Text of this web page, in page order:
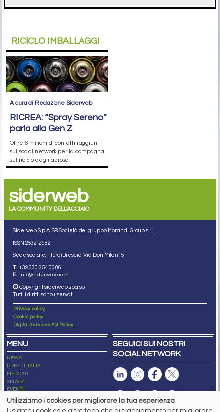
RICICLO IMBALLAGGI
A cura di Redazione Siderweb
RICREA: “Spray Sereno”
parla alla Gen Z
Oltre 6 milioni di contatti raggiunti
sui social network per la campagna
sul riciclo degli aerosol
siderweb
LA COMMUNITY DELL'ACCIAIO
Siderweb S.p.A. SB Società del gruppo Morandi Group s.r.l.
ISSN 2532-2982
Sede sociale: Flero (Brescia) Via Don Milani 5
T. +39 030 254 00 06
E. info@siderweb.com
Copyright siderweb spa sb
Tutti i diritti sono riservati
Privacy policy
Cookie policy
Digital Services Act Policy
MENU
NEWS
PREZZI ITALIA
MERCATI
SERVIZI
EVENTI
ABBONAMENTI
SEGUICI SUI NOSTRI
SOCIAL NETWORK
Utilizziamo i cookies per migliorare la tua esperienza
Usiamo i cookies e altre tecniche di tracciamento per migliorare